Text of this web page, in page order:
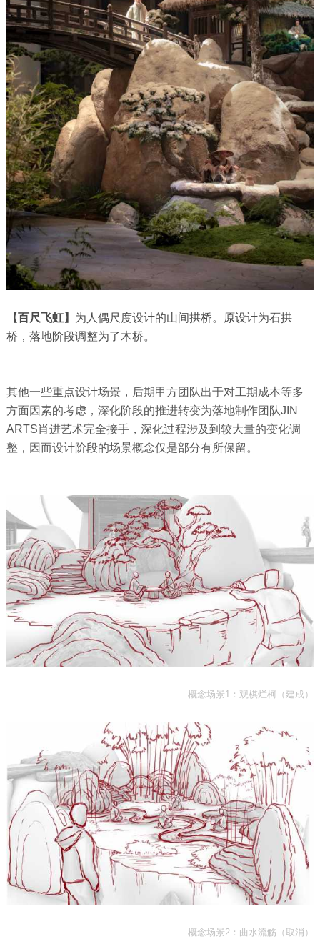
【百尺飞虹】 为人偶尺度设计的山间拱桥。原设计为石拱
桥，落地阶段调整为了木桥。
其他一些重点设计场景，后期甲方团队出于对工期成本等多
方面因素的考虑，深化阶段的推进转变为落地制作团队JIN
ARTS肖进艺术完全接手，深化过程涉及到较大量的变化调
整，因而设计阶段的场景概念仅是部分有所保留。
概念场景1：观棋烂柯（建成）
概念场景2：曲水流觞（取消）